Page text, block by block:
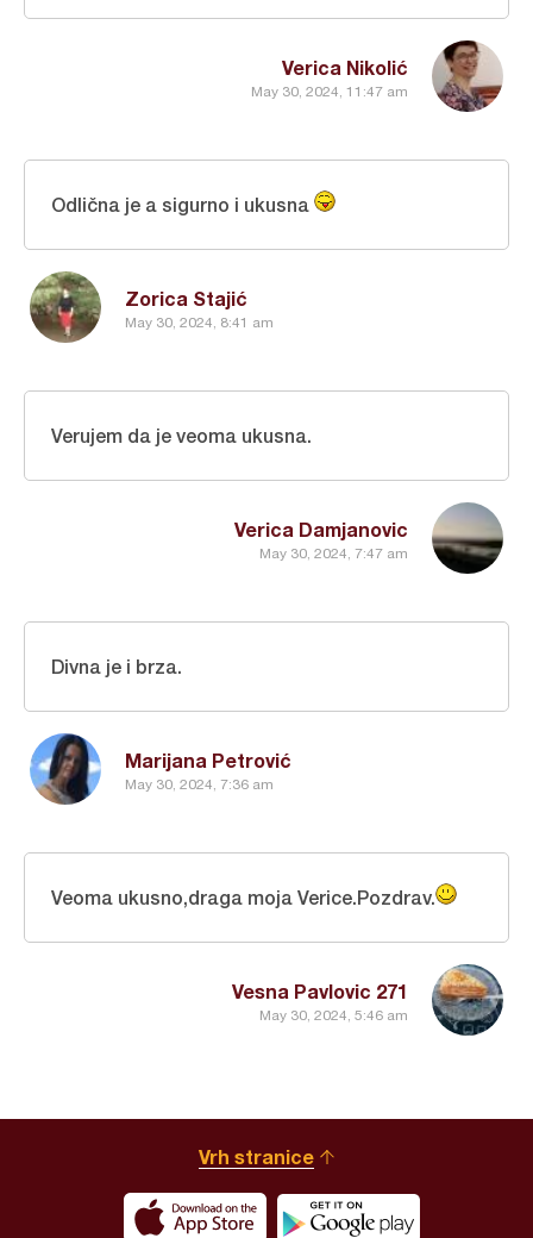
Verica Nikolić
May 30, 2024, 11:47 am
Zorica Stajić
May 30, 2024, 8:41 am
Odlična je a sigurno i ukusna
Verica Damjanovic
May 30, 2024, 7:47 am
Verujem da je veoma ukusna.
Marijana Petrović
May 30, 2024, 7:36 am
Divna je i brza.
Vesna Pavlovic 271
May 30, 2024, 5:46 am
Veoma ukusno,draga moja Verice.Pozdrav.
Vrh stranice